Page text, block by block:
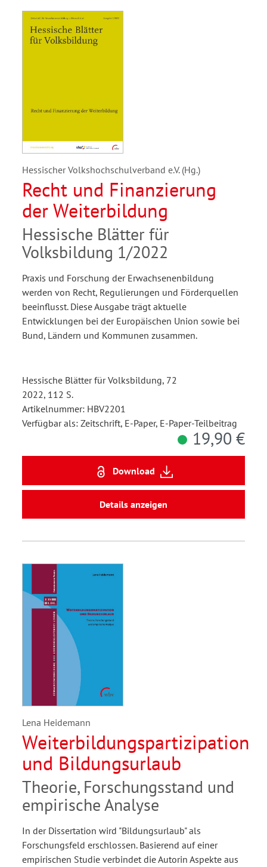
Hessischer Volkshochschulverband e.V. (Hg.)
Recht und Finanzierung
der Weiterbildung
Hessische Blätter für
Volksbildung 1/2022
Praxis und Forschung der Erwachsenenbildung
werden von Recht, Regulierungen und Förderquellen
beeinflusst. Diese Ausgabe trägt aktuelle
Entwicklungen bei der Europäischen Union sowie bei
Bund, Ländern und Kommunen zusammen.
Hessische Blätter für Volksbildung, 72
2022, 112 S.
Artikelnummer: HBV2201
Verfügbar als: Zeitschrift, E-Paper, E-Paper-Teilbeitrag
19,90 €
Download
Details anzeigen
Lena Heidemann
Weiterbildungspartizipation
und Bildungsurlaub
Theorie, Forschungsstand und
empirische Analyse
In der Dissertation wird "Bildungsurlaub" als
Forschungsfeld erschlossen. Basierend auf einer
empirischen Studie verbindet die Autorin Aspekte aus